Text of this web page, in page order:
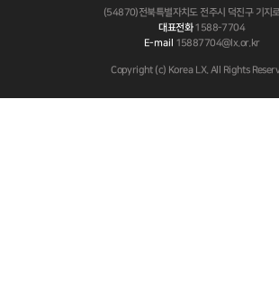
(54870)전북특별자치도 전주시 덕진구 기지
대표전화1588-7704
E-mail 15887704@lx.or.kr
Copyright (c) Korea LX. All Rights